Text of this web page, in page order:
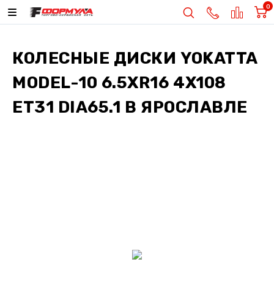
0
КОЛЕСНЫЕ ДИСКИYOKATTA
MODEL-10 6.5XR16 4X108
ET31 DIA65.1 В ЯРОСЛАВЛЕ